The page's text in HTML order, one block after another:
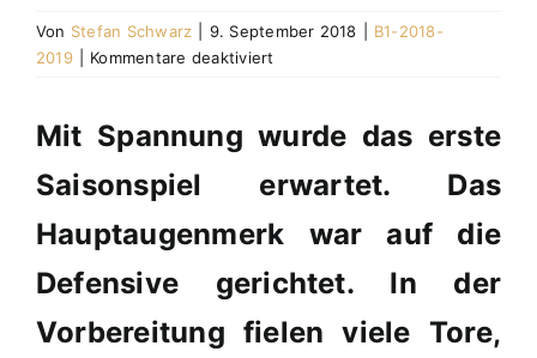
Von Stefan Schwarz 9. September 2018
B1-2018-
2019
Kommentare deaktiviert
B1
SG
15:0
Mit Spannung wurde das erste
Saisonspiel erwartet. Das
Hauptaugenmerk war auf die
Defensive gerichtet. In der
Vorbereitung fielen viele Tore,